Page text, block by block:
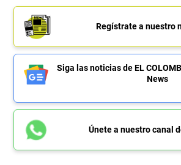
Regístrate a nuestro
Siga las noticias de EL
News
Únete a nuestro canal